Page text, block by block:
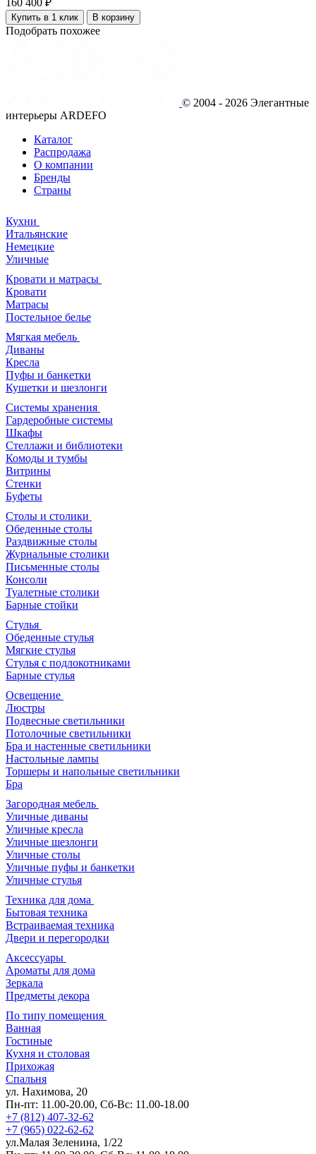
160 400 ₽
Купить в 1 клик В корзину
Подобрать похожее
© 2004 - 2026 Элегантные
интерьеры ARDEFO
Каталог
Распродажа
О компании
Бренды
Страны
Кухни
Итальянские
Немецкие
Уличные
Кровати и матрасы
Кровати
Матрасы
Постельное белье
Мягкая мебель
Диваны
Кресла
Пуфы и банкетки
Кушетки и шезлонги
Системы хранения
Гардеробные системы
Шкафы
Стеллажи и библиотеки
Комоды и тумбы
Витрины
Стенки
Буфеты
Столы и столики
Обеденные столы
Раздвижные столы
Журнальные столики
Письменные столы
Консоли
Туалетные столики
Барные стойки
Стулья
Обеденные стулья
Мягкие стулья
Стулья с подлокотниками
Барные стулья
Освещение
Люстры
Подвесные светильники
Потолочные светильники
Бра и настенные светильники
Настольные лампы
Торшеры и напольные светильники
Бра
Загородная мебель
Уличные диваны
Уличные кресла
Уличные шезлонги
Уличные столы
Уличные пуфы и банкетки
Уличные стулья
Техника для дома
Бытовая техника
Встраиваемая техника
Двери и перегородки
Аксессуары
Ароматы для дома
Зеркала
Предметы декора
По типу помещения
Ванная
Гостиные
Кухня и столовая
Прихожая
Спальня
ул. Нахимова, 20
Пн-пт: 11.00-20.00, Сб-Вс: 11.00-18.00
+7 (812) 407-32-62
+7 (965) 022-62-62
ул.Малая Зеленина, 1/22